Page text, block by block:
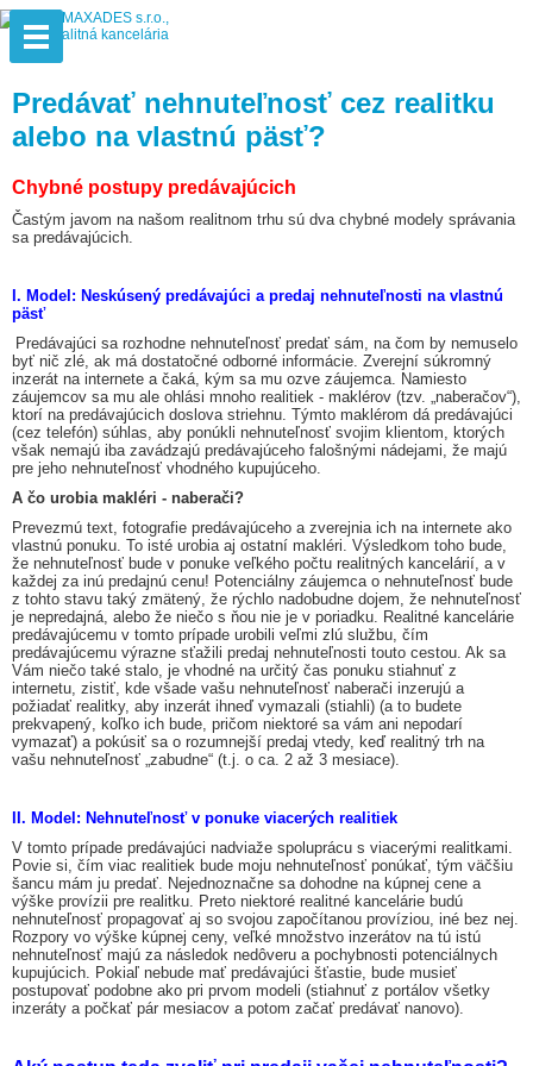
Predávať nehnuteľnosť cez realitku
alebo na vlastnú päsť?
Chybné postupy predávajúcich
Častým javom na našom realitnom trhu sú dva chybné modely správania
sa predávajúcich.
I. Model: Neskúsený predávajúci a predaj nehnuteľnosti na vlastnú
päsť
Predávajúci sa rozhodne nehnuteľnosť predať sám, na čom by nemuselo
byť nič zlé, ak má dostatočné odborné informácie. Zverejní súkromný
inzerát na internete a čaká, kým sa mu ozve záujemca. Namiesto
záujemcov sa mu ale ohlási mnoho realitiek - maklérov (tzv. „naberačov“),
ktorí na predávajúcich doslova striehnu. Týmto maklérom dá predávajúci
(cez telefón) súhlas, aby ponúkli nehnuteľnosť svojim klientom, ktorých
však nemajú iba zavádzajú predávajúceho falošnými nádejami, že majú
pre jeho nehnuteľnosť vhodného kupujúceho.
A čo urobia makléri - naberači?
Prevezmú text, fotografie predávajúceho a zverejnia ich na internete ako
vlastnú ponuku. To isté urobia aj ostatní makléri. Výsledkom toho bude,
že nehnuteľnosť bude v ponuke veľkého počtu realitných kancelárií, a v
každej za inú predajnú cenu! Potenciálny záujemca o nehnuteľnosť bude
z tohto stavu taký zmätený, že rýchlo nadobudne dojem, že nehnuteľnosť
je nepredajná, alebo že niečo s ňou nie je v poriadku. Realitné kancelárie
predávajúcemu v tomto prípade urobili veľmi zlú službu, čím
predávajúcemu výrazne sťažili predaj nehnuteľnosti touto cestou. Ak sa
Vám niečo také stalo, je vhodné na určitý čas ponuku stiahnuť z
internetu, zistiť, kde všade vašu nehnuteľnosť naberači inzerujú a
požiadať realitky, aby inzerát ihneď vymazali (stiahli) (a to budete
prekvapený, koľko ich bude, pričom niektoré sa vám ani nepodarí
vymazať) a pokúsiť sa o rozumnejší predaj vtedy, keď realitný trh na
vašu nehnuteľnosť „zabudne“ (t.j. o ca. 2 až 3 mesiace).
II. Model: Nehnuteľnosť v ponuke viacerých realitiek
V tomto prípade predávajúci nadviaže spoluprácu s viacerými realitkami.
Povie si, čím viac realitiek bude moju nehnuteľnosť ponúkať, tým väčšiu
šancu mám ju predať. Nejednoznačne sa dohodne na kúpnej cene a
výške provízii pre realitku. Preto niektoré realitné kancelárie budú
nehnuteľnosť propagovať aj so svojou započítanou províziou, iné bez nej.
Rozpory vo výške kúpnej ceny, veľké množstvo inzerátov na tú istú
nehnuteľnosť majú za následok nedôveru a pochybnosti potenciálnych
kupujúcich. Pokiaľ nebude mať predávajúci šťastie, bude musieť
postupovať podobne ako pri prvom modeli (stiahnuť z portálov všetky
inzeráty a počkať pár mesiacov a potom začať predávať nanovo).